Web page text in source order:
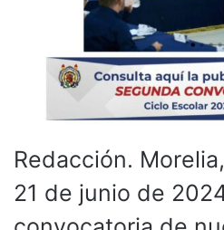
Redacción.
21 de junio de